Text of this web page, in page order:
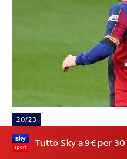
20/23
Tra tutte le celebrazioni di
campo, quella di Lionel
Tutto Sky a 9€ per